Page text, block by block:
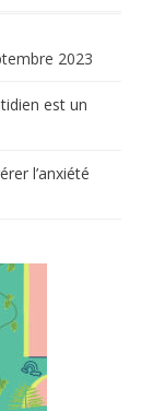
2023
est un
l’anxiété